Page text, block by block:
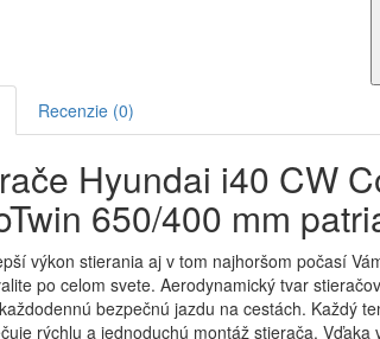
Recenzie (0)
Hyundai i40 CW
650/400 mm
výkon stierania aj v tom najhoršom počasí
po celom svete. Aerodynamický tvar
bezpečnú jazdu na cestách. Každý
rýchlu a jednoduchú montáž stierača.